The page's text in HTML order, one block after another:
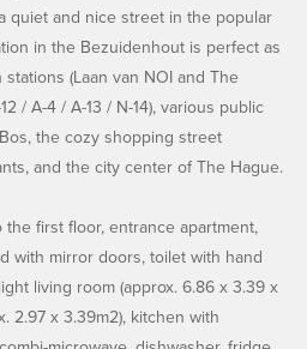
quiet and nice street in the popular
in the Bezuidenhout is perfect as
(Laan van NOI and The
/ A-4 / A-13 / N-14), various public
the cozy shopping street
and the city center of The Hague.
first floor, entrance apartment,
with mirror doors, toilet with hand
living room (approx. 6.86 x 3.39 x
2.97 x 3.39m2), kitchen with